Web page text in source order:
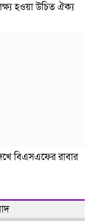
হওয়া উচিত ঐক্য
বিএসএফের রাবার